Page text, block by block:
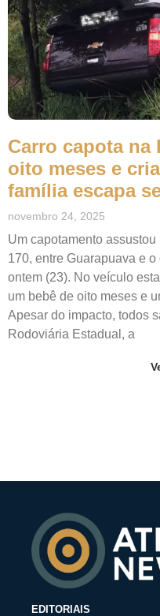
Carro capota na
oito meses e
família escapa
novembro 24, 2025
Um capotamento
170, entre Guarapuava e
ontem (23). No veículo
um bebê de oito meses e
Apesar do impacto, todos
Rodoviária Estadual, a
EDITORIAIS